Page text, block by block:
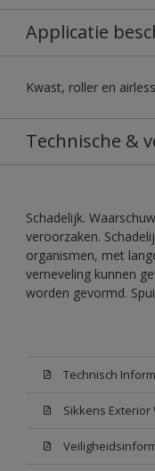
Applicatie
Kwast, roller en
Technische &
Schadelijk.
veroorzaken.
organismen, met
verneveling kunnen
worden gevormd.
Technisch